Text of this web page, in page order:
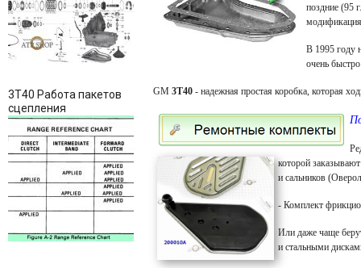
3T40 Работа пакетов
сцепления
поздние (95
В 1995 году
очень
GM 3T40 - надежная простая коробка, которая
которой
и сальников
- Комплект
Или даже чаще
и стальными